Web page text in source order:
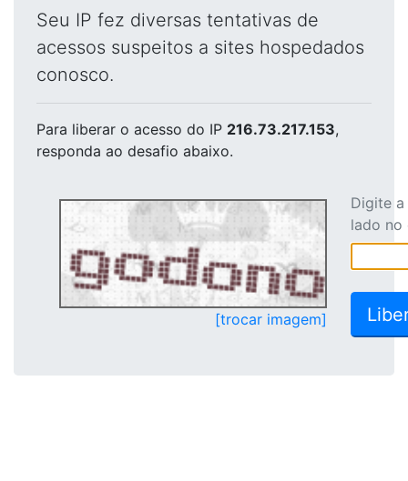
Seu IP fez diversas tentativas de
acessos suspeitos a sites hospedados
conosco.
Para liberar o acesso do IP 216.73.217.153,
responda ao desafio abaixo.
[trocar imagem]
Digite
lado no